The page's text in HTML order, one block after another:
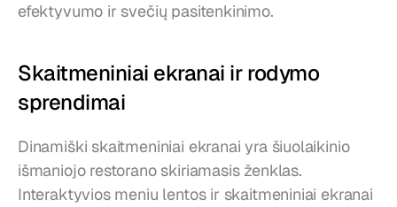
efektyvumo ir svečių pasitenkinimo.
Skaitmeniniai ekranai ir rodymo
sprendimai
Dinamiški skaitmeniniai ekranai yra šiuolaikinio
išmaniojo restorano skiriamasis ženklas.
Interaktyvios meniu lentos ir skaitmeniniai ekranai